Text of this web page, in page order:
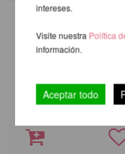
OTROS
intereses.
Visite nuestra Política
información.
Aceptar todo